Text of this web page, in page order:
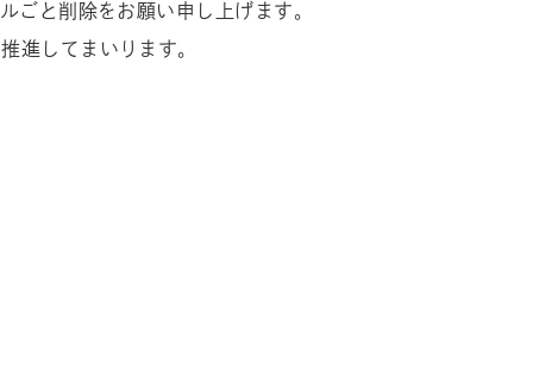
ごと削除をお願い申し上げます。
進してまいります。